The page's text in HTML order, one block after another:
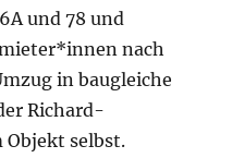
und 78 und
nach
in baugleiche
Richard-
selbst.